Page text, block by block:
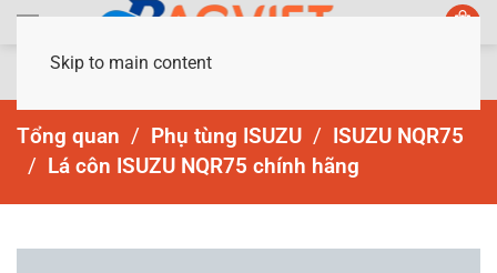
Skip to main content
Tổng quan Phụ tùng ISUZU
ISUZU NQR75
Lá côn ISUZU NQR75 chính hãng